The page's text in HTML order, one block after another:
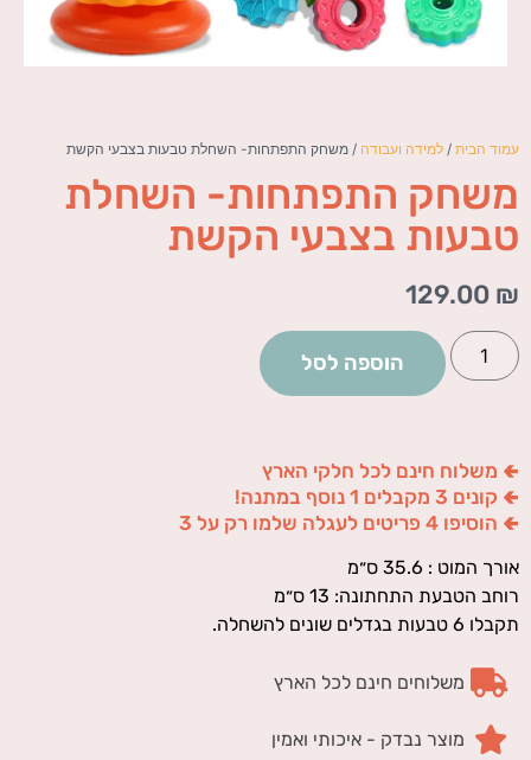
עמוד הבית / למידה ועבודה / משחק התפתחות- השחלת טבעות בצבעי הקשת
משחק התפתחות- השחלת
טבעות בצבעי הקשת
129.00 ₪
הוספה לסל
🢀 משלוח חינם לכל חלקי הארץ
🢀 קונים 3 מקבלים 1 נוסף במתנה!
🢀 הוסיפו 4 פריטים לעגלה שלמו רק על 3
אורך המוט : 35.6 ס״מ
רוחב הטבעת התחתונה: 13 ס״מ
תקבלו 6 טבעות בגדלים שונים להשחלה.
משלוחים חינם לכל הארץ
מוצר נבדק - איכותי ואמין